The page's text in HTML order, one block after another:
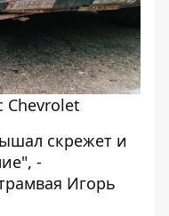
Chevrolet
скрежет и
-
Игорь